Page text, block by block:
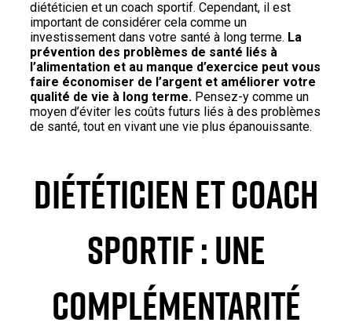
diététicien et un coach sportif. Cependant, il est
important de considérer cela comme un
investissement dans votre santé à long terme. La
prévention des problèmes de santé liés à
l’alimentation et au manque d’exercice peut vous
faire économiser de l’argent et améliorer votre
qualité de vie à long terme. Pensez-y comme un
moyen d’éviter les coûts futurs liés à des problèmes
de santé, tout en vivant une vie plus épanouissante.
DIÉTÉTICIEN ET COACH
SPORTIF : UNE
COMPLÉMENTARITÉ